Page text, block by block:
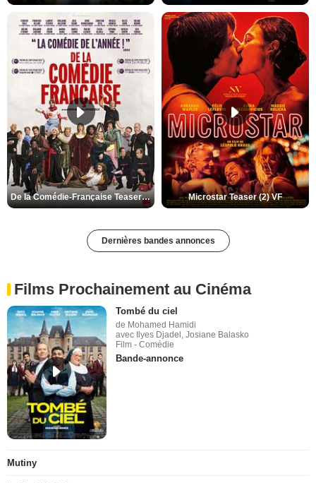
De la Comédie-Française Teaser (3) VF Microstar Teaser (2) VF
Dernières bandes annonces
Films Prochainement au Cinéma
Tombé du ciel
de Mohamed Hamidi
avec Ilyes Djadel, Josiane Balasko
Film - Comédie
Bande-annonce
Mutiny